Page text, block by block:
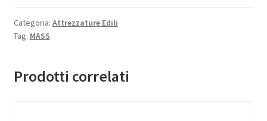
Categoria: Attrezzature Edili
Tag: MASS
Prodotti correlati